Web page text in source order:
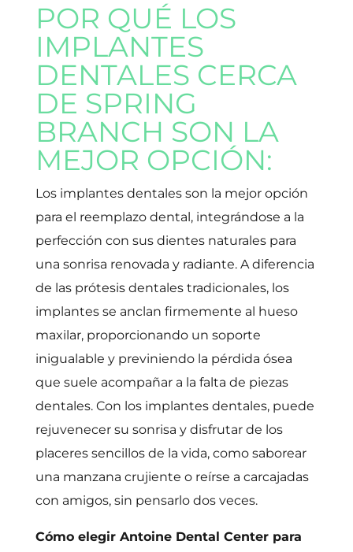
POR QUÉ LOS
IMPLANTES
DENTALES CERCA
DE SPRING
BRANCH SON LA
MEJOR OPCIÓN:
Los implantes dentales son la mejor opción
para el reemplazo dental, integrándose a la
perfección con sus dientes naturales para
una sonrisa renovada y radiante. A diferencia
de las prótesis dentales tradicionales, los
implantes se anclan firmemente al hueso
maxilar, proporcionando un soporte
inigualable y previniendo la pérdida ósea
que suele acompañar a la falta de piezas
dentales. Con los implantes dentales, puede
rejuvenecer su sonrisa y disfrutar de los
placeres sencillos de la vida, como saborear
una manzana crujiente o reírse a carcajadas
con amigos, sin pensarlo dos veces.
Cómo elegir Antoine Dental Center para